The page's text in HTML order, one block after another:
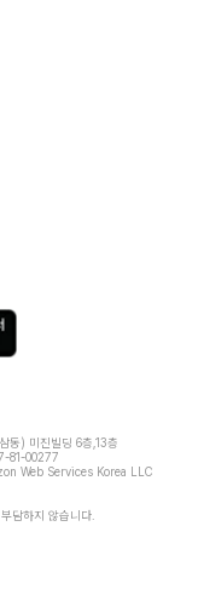
동) 미진빌딩 6층,13층
81-00277
Web Services Korea LLC
담하지 않습니다.